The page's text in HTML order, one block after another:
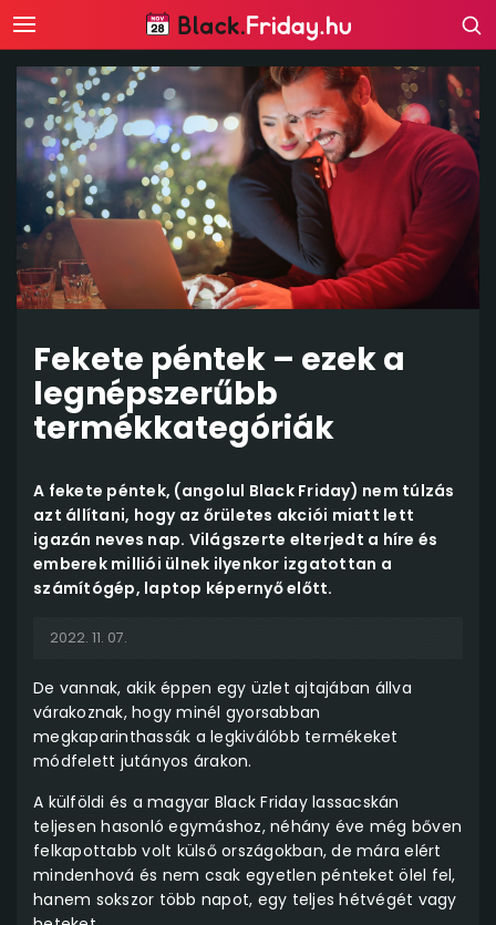
Fekete péntek – ezek a
legnépszerűbb
termékkategóriák
A fekete péntek, (angolul Black Friday) nem túlzás
azt állítani, hogy az őrületes akciói miatt lett
igazán neves nap. Világszerte elterjedt a híre és
emberek milliói ülnek ilyenkor izgatottan a
számítógép, laptop képernyő előtt.
2022. 11. 07.
De vannak, akik éppen egy üzlet ajtajában állva
várakoznak, hogy minél gyorsabban
megkaparinthassák a legkiválóbb termékeket
módfelett jutányos árakon.
A külföldi és a magyar Black Friday lassacskán
teljesen hasonló egymáshoz, néhány éve még bőven
felkapottabb volt külső országokban, de mára elért
mindenhová és nem csak egyetlen pénteket ölel fel,
hanem sokszor több napot, egy teljes hétvégét vagy